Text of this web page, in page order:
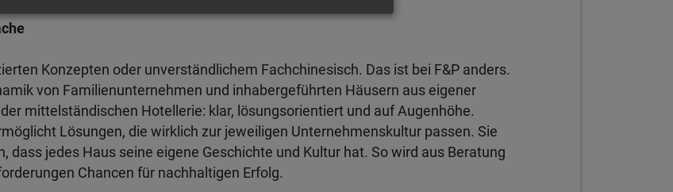
Konzepten oder unverständlichem Fachchinesisch. Das ist bei F&P anders.
von Familienunternehmen und inhabergeführten Häusern aus eigener
mittelständischen Hotellerie: klar, lösungsorientiert und auf Augenhöhe.
Lösungen, die wirklich zur jeweiligen Unternehmenskultur passen. Sie
dass jedes Haus seine eigene Geschichte und Kultur hat. So wird aus Beratung
Chancen für nachhaltigen Erfolg.